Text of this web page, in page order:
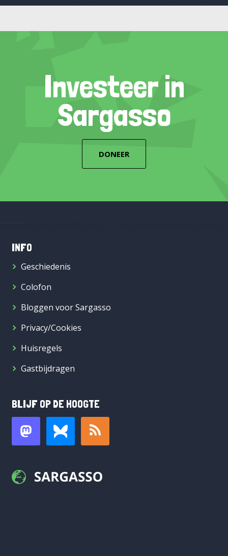
Investeer in
Sargasso
DONEER
INFO
Geschiedenis
Colofon
Bloggen voor Sargasso
Privacy/Cookies
Huisregels
Gastbijdragen
BLIJF OP DE HOOGTE